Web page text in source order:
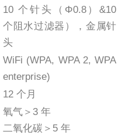
10 个针头（Φ0.8）&10
个阻水过滤器），金属针
头
WiFi (WPA, WPA 2, WPA
enterprise)
12 个月
氧气＞3 年
二氧化碳＞5 年